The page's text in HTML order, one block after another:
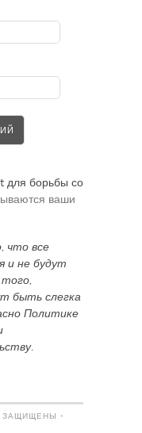
для борьбы со
ваши
что все
и не будут
быть слегка
Политике
ЗАЩИЩЕНЫ -